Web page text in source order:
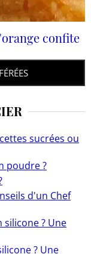
confite
sucrées ou
poudre ?
d'un Chef
? Une
? Une